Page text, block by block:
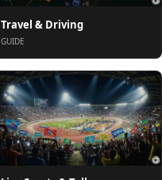
Travel & Driving
GUIDE